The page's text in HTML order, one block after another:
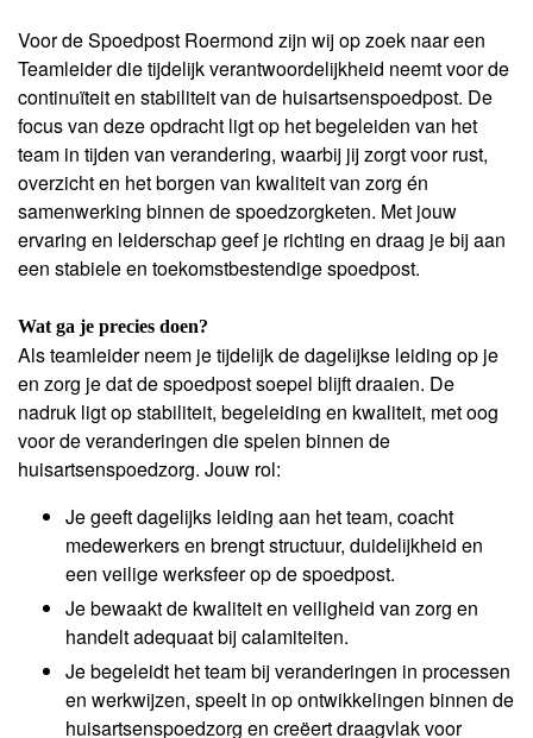
Voor de Spoedpost Roermond zijn wij op zoek naar een
Teamleider die tijdelijk verantwoordelijkheid neemt voor de
continuïteit en stabiliteit van de huisartsenspoedpost. De
focus van deze opdracht ligt op het begeleiden van het
team in tijden van verandering, waarbij jij zorgt voor rust,
overzicht en het borgen van kwaliteit van zorg én
samenwerking binnen de spoedzorgketen. Met jouw
ervaring en leiderschap geef je richting en draag je bij aan
een stabiele en toekomstbestendige spoedpost.
Wat ga je precies doen?
Als teamleider neem je tijdelijk de dagelijkse leiding op je
en zorg je dat de spoedpost soepel blijft draaien. De
nadruk ligt op stabiliteit, begeleiding en kwaliteit, met oog
voor de veranderingen die spelen binnen de
huisartsenspoedzorg. Jouw rol:
Je geeft dagelijks leiding aan het team, coacht
medewerkers en brengt structuur, duidelijkheid en
een veilige werksfeer op de spoedpost.
Je bewaakt de kwaliteit en veiligheid van zorg en
handelt adequaat bij calamiteiten.
Je begeleidt het team bij veranderingen in processen
en werkwijzen, speelt in op ontwikkelingen binnen de
huisartsenspoedzorg en creëert draagvlak voor